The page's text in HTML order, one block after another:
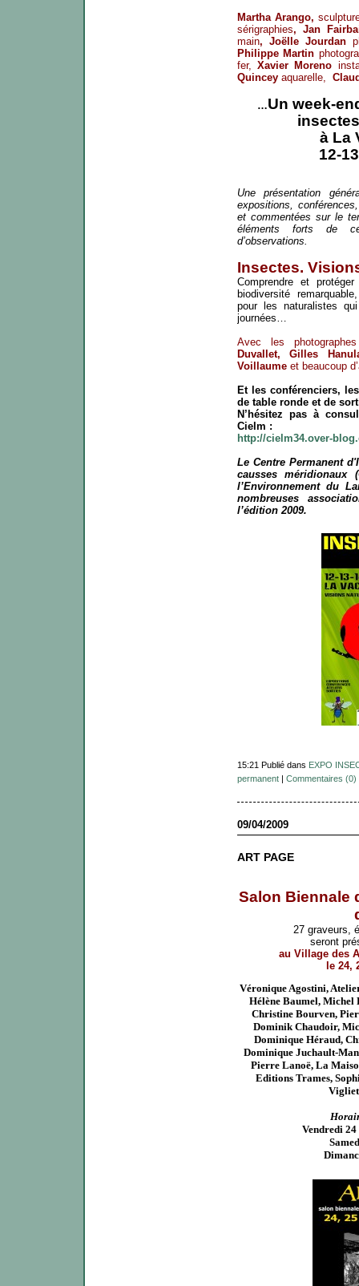
Martha Arango,
sérigraphies, Jan
main, Joëlle Jourdan
Philippe Martin
fer, Xavier Moreno
Quinceyaquarelle,
…Un week-
à La
12-
Une présentation
expositions,
et commentées sur le
éléments forts de
d’observations.
Insectes.
Comprendre et
biodiversité
pour les naturalistes
journées…
Avec les
Duvallet, Gilles
Voillaumeet beaucoup
Et les conférenciers,
de table ronde et de
N’hésitez pas à
Cielm :
http://cielm34.over-
Le Centre Permanent
causses méridionaux
l’Environnement du
nombreuses
l’édition 2009.
15:21 Publié dans EXPO
permanent| Commentaires (0)
09/04/2009
ART PAGE
Salon Biennale
27 graveurs,
seront
au Village des
le 24,
Véronique Agostini,
Hélène Baumel, Michel
Christine Bourven,
Dominik Chaudoir,
Dominique Héraud,
Dominique Juchault-
Pierre Lanoë, La
Editions Trames,
Vendredi